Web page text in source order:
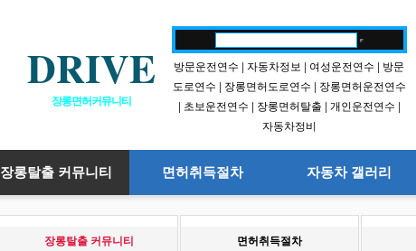
DRIVE
장롱면허커뮤니티
방문운전연수 자동차정보 여성운전연수
방문
도로연수
장롱면허도로연수
장롱면허운전연수
초보운전연수 장롱면허탈출 개인운전연수
자동차정비
장롱탈출 커뮤니티 면허취득절차 자동차 갤러리
장롱탈출 커뮤니티 면허취득절차